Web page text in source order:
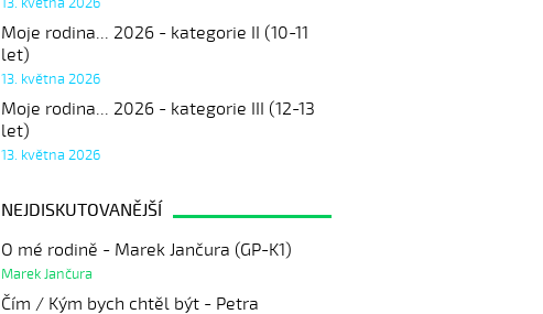
Moje rodina... 2026 - kategorie II (10-11
let)
13. května 2026
Moje rodina... 2026 - kategorie III (12-13
let)
13. května 2026
NEJDISKUTOVANĚJŠÍ
O mé rodině - Marek Jančura (GP-K1)
Marek Jančura
Čím / Kým bych chtěl být - Petra